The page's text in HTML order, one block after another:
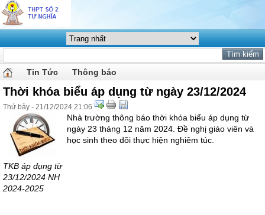
Tin Tức Thông báo
Thời khóa biểu áp dụng từ ngày 23/12/2024
Thứ bảy - 21/12/2024 21:06
TKB áp dụng từ
23/12/2024 NH
2024-2025
Nhà trường thông báo thời khóa biểu áp dụng từ
ngày 23 tháng 12 năm 2024. Đề nghị giáo viên và
học sinh theo dõi thực hiện nghiêm túc.